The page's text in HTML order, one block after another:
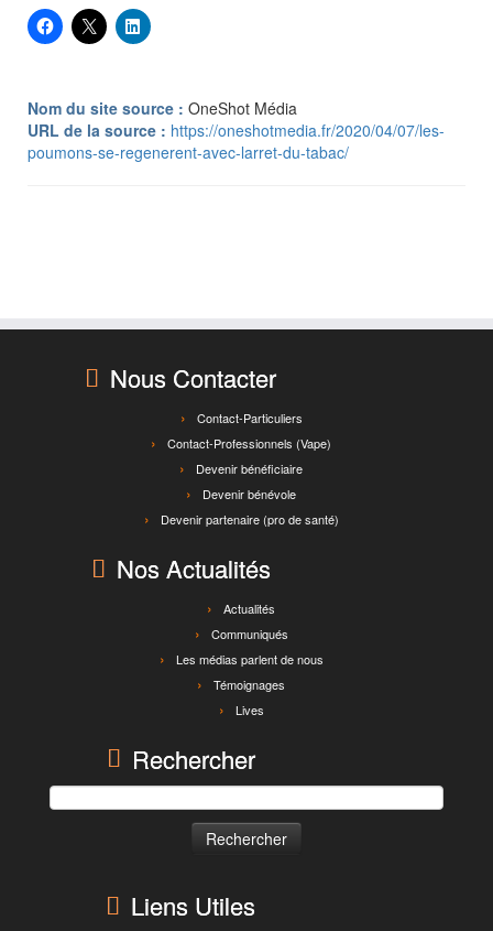
Nom du site source : OneShot Média
URL de la source : https://oneshotmedia.fr/2020/04/07/les-
poumons-se-regenerent-avec-larret-du-tabac/
Nous Contacter
Contact-Particuliers
Contact-Professionnels (Vape)
Devenir bénéficiaire
Devenir bénévole
Devenir partenaire (pro de santé)
Nos Actualités
Actualités
Communiqués
Les médias parlent de nous
Témoignages
Lives
Rechercher
Rechercher :
Liens Utiles